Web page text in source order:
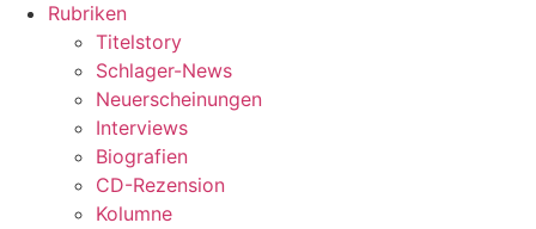
Rubriken
Titelstory
Schlager-News
Neuerscheinungen
Interviews
Biografien
CD-Rezension
Kolumne